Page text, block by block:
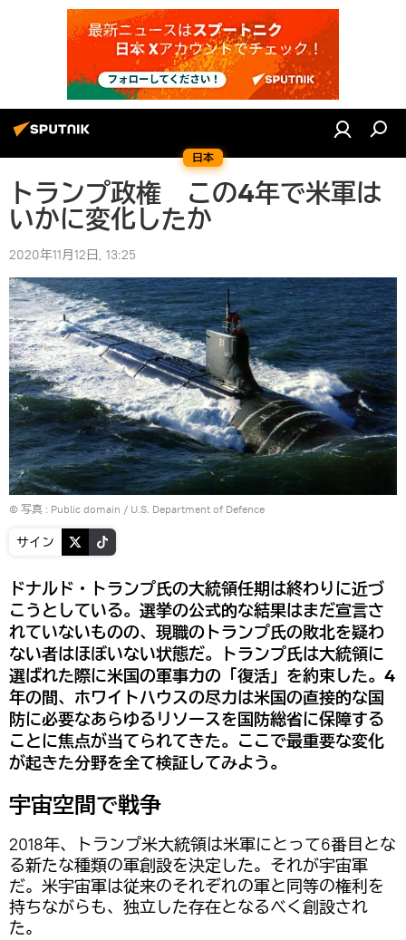
日本
トランプ政権 この4年で米軍は
いかに変化したか
2020年11月12日, 13:25
© 写真 : Public domain / U.S. Department of Defence
サイン
ドナルド・トランプ氏の大統領任期は終わりに近づ
こうとしている。選挙の公式的な結果はまだ宣言さ
れていないものの、現職のトランプ氏の敗北を疑わ
ない者はほぼいない状態だ。トランプ氏は大統領に
選ばれた際に米国の軍事力の「復活」を約束した。4
年の間、ホワイトハウスの尽力は米国の直接的な国
防に必要なあらゆるリソースを国防総省に保障する
ことに焦点が当てられてきた。ここで最重要な変化
が起きた分野を全て検証してみよう。
宇宙空間で戦争
2018年、トランプ米大統領は米軍にとって6番目とな
る新たな種類の軍創設を決定した。それが宇宙軍
だ。米宇宙軍は従来のそれぞれの軍と同等の権利を
持ちながらも、独立した存在となるべく創設され
た。